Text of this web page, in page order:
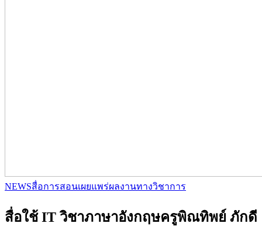
NEWSสื่อการสอนเผยแพร่ผลงานทางวิชาการ
สื่อใช้ IT วิชาภาษาอังกฤษครูพิณทิพย์ ภักดี